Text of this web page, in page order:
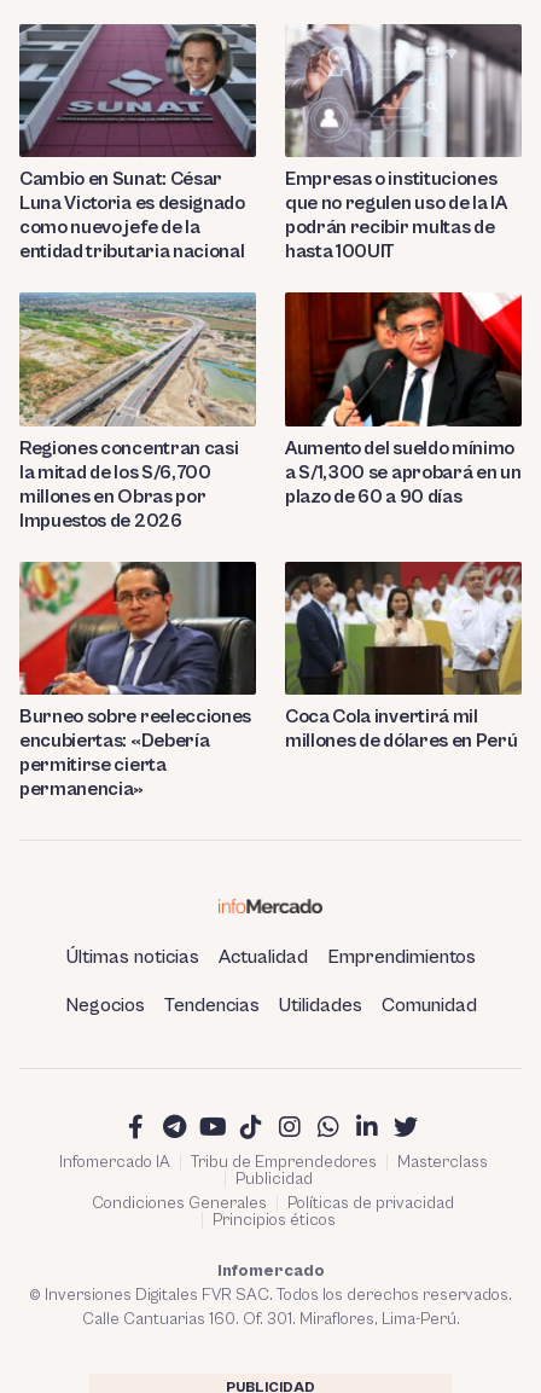
Cambio en Sunat: César
Luna Victoria es designado
como nuevo jefe de la
entidad tributaria nacional
Empresas o instituciones
que no regulen uso de la IA
podrán recibir multas de
hasta 100UIT
Regiones concentran casi
la mitad de los S/6,700
millones en Obras por
Impuestos de 2026
Aumento del sueldo mínimo
a S/1,300 se aprobará en un
plazo de 60 a 90 días
Burneo sobre reelecciones
encubiertas: «Debería
permitirse cierta
permanencia»
Coca Cola invertirá mil
millones de dólares en Perú
Últimas noticias Actualidad Emprendimientos
Negocios Tendencias Utilidades Comunidad
Infomercado IA Tribu de Emprendedores
Masterclass
Publicidad
Condiciones Generales
Políticas de privacidad
Principios éticos
Infomercado
© Inversiones Digitales FVR SAC. Todos los derechos reservados.
Calle Cantuarias 160. Of. 301. Miraflores, Lima-Perú.
PUBLICIDAD